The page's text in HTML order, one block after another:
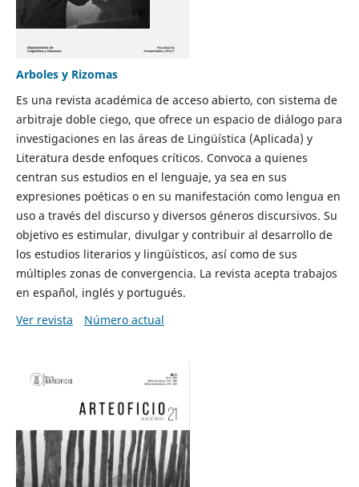
Arboles y Rizomas
Es una revista académica de acceso abierto, con sistema de
arbitraje doble ciego, que ofrece un espacio de diálogo para
investigaciones en las áreas de Lingüística (Aplicada) y
Literatura desde enfoques críticos. Convoca a quienes
centran sus estudios en el lenguaje, ya sea en sus
expresiones poéticas o en su manifestación como lengua en
uso a través del discurso y diversos géneros discursivos. Su
objetivo es estimular, divulgar y contribuir al desarrollo de
los estudios literarios y lingüísticos, así como de sus
múltiples zonas de convergencia. La revista acepta trabajos
en español, inglés y portugués.
Ver revista
Número actual